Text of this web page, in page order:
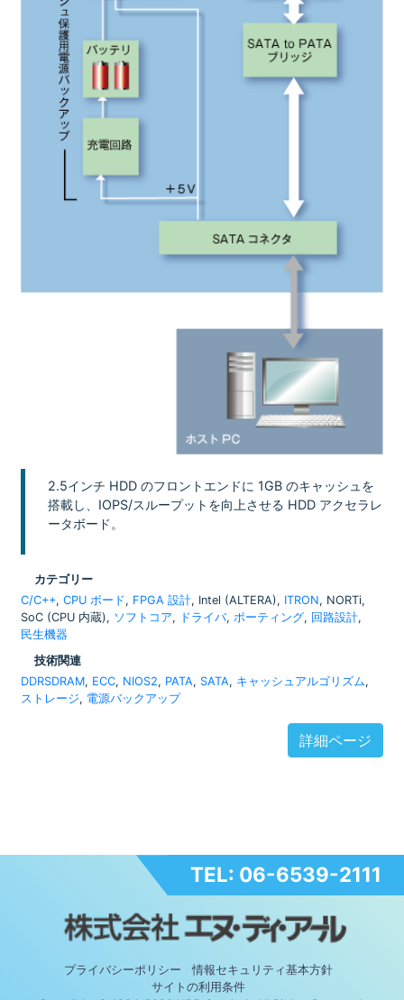
2.5インチ HDD のフロントエンドに 1GB のキャッシュを
搭載し、IOPS/スループットを向上させる HDD アクセラレ
ータボード。
カテゴリー
C/C++, CPU ボード, FPGA 設計, Intel (ALTERA), ITRON, NORTi,
SoC (CPU 内蔵), ソフトコア, ドライバ, ポーティング, 回路設計,
民生機器
技術関連
DDRSDRAM, ECC, NIOS2, PATA, SATA, キャッシュアルゴリズム,
ストレージ, 電源バックアップ
詳細ページ
TEL: 06-6539-2111
プライバシーポリシー
情報セキュリティ基本方針
サイトの利用条件